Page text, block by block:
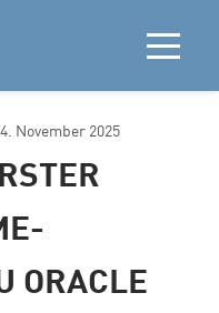
November 2025
ORACLE